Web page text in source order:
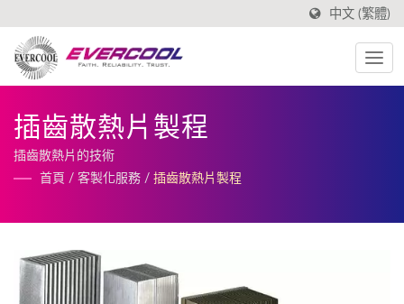
中文 (繁體)
插齒散熱片製程
插齒散熱片的技術
首頁 / 客製化服務 / 插齒散熱片製程